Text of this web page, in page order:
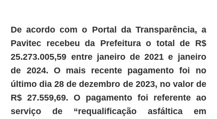
De acordo com o Portal da Transparência, a
Pavitec recebeu da Prefeitura o total de R$
25.273.005,59 entre janeiro de 2021 e janeiro
de 2024. O mais recente pagamento foi no
último dia 28 de dezembro de 2023, no valor de
R$ 27.559,69. O pagamento foi referente ao
serviço de “requalificação asfáltica em